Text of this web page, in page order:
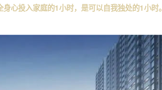
心投入家庭的1小时，是可以自我独处的1小时。